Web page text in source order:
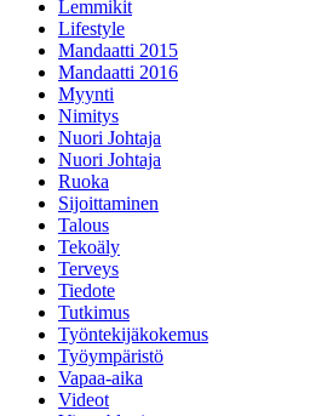
Lemmikit
Lifestyle
Mandaatti 2015
Mandaatti 2016
Myynti
Nimitys
Nuori Johtaja
Nuori Johtaja
Ruoka
Sijoittaminen
Talous
Tekoäly
Terveys
Tiedote
Tutkimus
Työntekijäkokemus
Työympäristö
Vapaa-aika
Videot